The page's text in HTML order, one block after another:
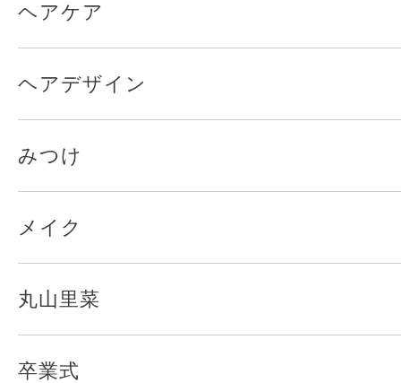
ヘアケア
ヘアデザイン
みつけ
メイク
丸山里菜
卒業式